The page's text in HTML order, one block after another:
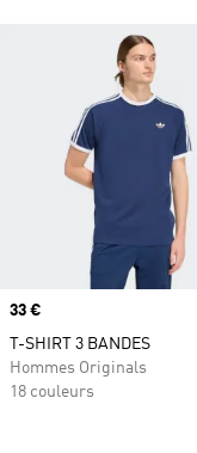
Prix
33 €
T-SHIRT 3 BANDES
Hommes Originals
18 couleurs